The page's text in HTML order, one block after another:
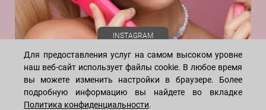
Пиридоксин (витамин B6)
Пребиотик
Пропандиол
Прополис
Протеины шелка
Растительные полисахариды
Ресвератрол
INSTAGRAM
Для предоставления услуг на самом высоком уровне
наш веб-сайт использует файлы cookie. В любое время
вы можете изменить настройки в браузере. Более
подробную информацию вы найдете во вкладке
Политика конфиденциальности.